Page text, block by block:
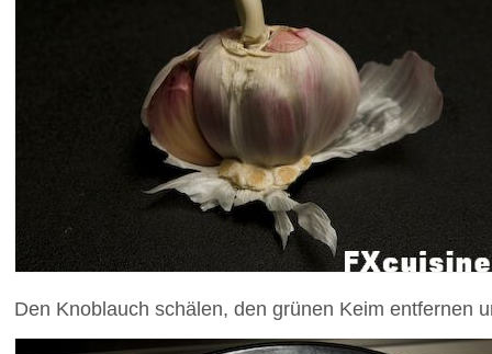
Den Knoblauch schälen, den grünen Keim entfernen